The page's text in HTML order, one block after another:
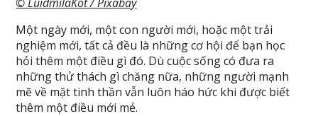
Một ngày mới, một con người mới, hoặc một trải
nghiệm mới, tất cả đều là những cơ hội để bạn học
hỏi thêm một điều gì đó. Dù cuộc sống có đưa ra
những thử thách gì chăng nữa, những người mạnh
mẽ về mặt tinh thần vẫn luôn háo hức khi được biết
thêm một điều mới mẻ.